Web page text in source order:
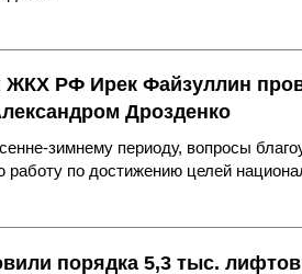
ЖКХ РФ Ирек Файзуллин
Дрозденко
зимнему периоду, вопросы
работу по достижению целей
порядка 5,3 тыс. лифтов